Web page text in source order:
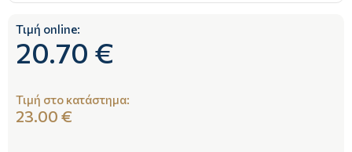
Τιμή online:
20.70 €
Τιμή στο κατάστημα:
23.00 €